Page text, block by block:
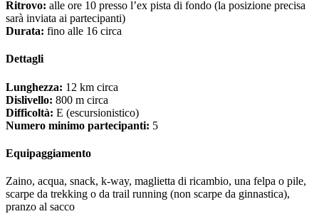
Ritrovo: alle ore 10 presso l’ex pista di fondo (la posizione precisa
sarà inviata ai partecipanti)
Durata: fino alle 16 circa
Dettagli
Lunghezza: 12 km circa
Dislivello: 800 m circa
Difficoltà: E (escursionistico)
Numero minimo partecipanti: 5
Equipaggiamento
Zaino, acqua, snack, k-way, maglietta di ricambio, una felpa o pile,
scarpe da trekking o da trail running (non scarpe da ginnastica),
pranzo al sacco